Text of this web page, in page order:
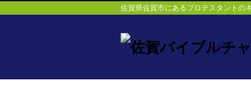
佐賀県佐賀市にあるプロテスタントの